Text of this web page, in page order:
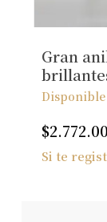
Gran
Disponible
$
Si te